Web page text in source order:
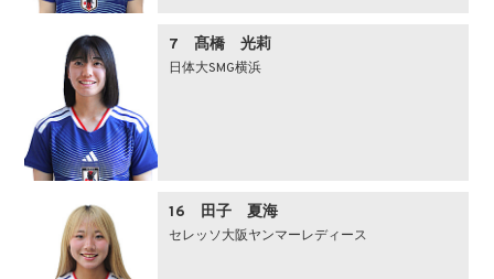
7 髙橋 光莉
日体大SMG横浜
16 田子 夏海
セレッソ大阪ヤンマーレディース